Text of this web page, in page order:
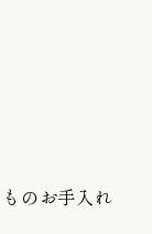
ものお手入れ